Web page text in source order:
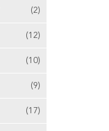
(2)
(12)
(10)
(9)
(17)